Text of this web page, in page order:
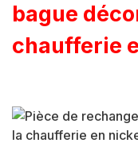
bague
chaufferie
Ignorer la galerie